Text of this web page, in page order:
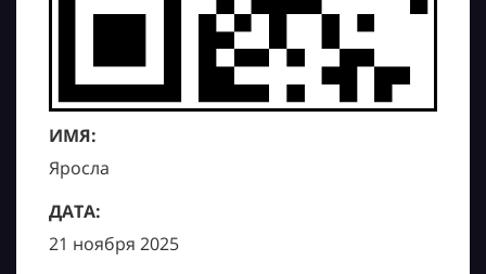
ИМЯ:
Яросла
ДАТА:
21 ноября 2025